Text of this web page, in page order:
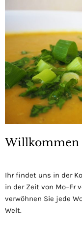
Willkommen
Ihr findet uns in der
in der Zeit von Mo–Fr
verwöhnen Sie jede
Welt.